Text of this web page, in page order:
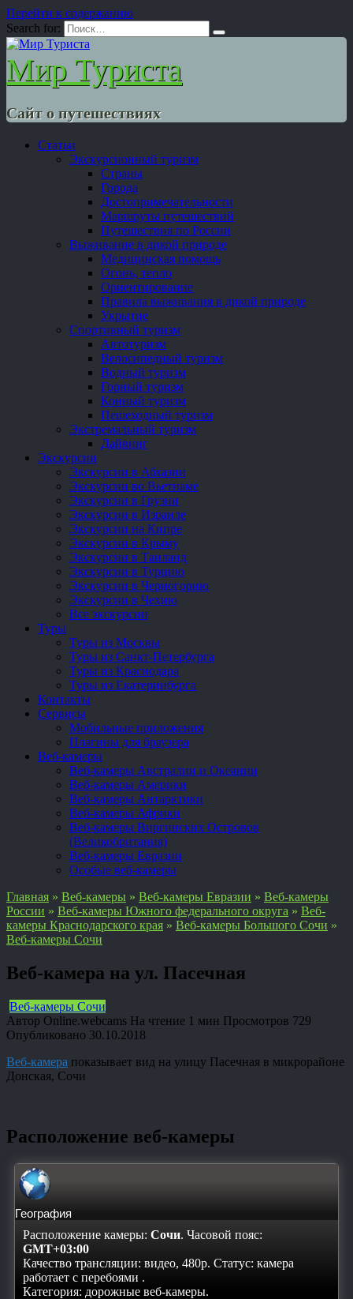
Перейти к содержанию
Search for:
Мир Туриста
Сайт о путешествиях
Статьи
Экскурсионный туризм
Страны
Города
Достопримечательности
Маршруты путешествий
Путешествия по России
Выживание в дикой природе
Медицинская помощь
Огонь, тепло
Ориентирование
Правила выживания в дикой природе
Укрытие
Спортивный туризм
Автотуризм
Велосипедный туризм
Водный туризм
Горный туризм
Конный туризм
Пешеходный туризм
Экстремальный туризм
Дайвинг
Экскурсии
Экскурсии в Абхазии
Экскурсии во Вьетнаме
Экскурсии в Грузии
Экскурсии в Израиле
Экскурсии на Кипре
Экскурсии в Крыму
Экскурсии в Таиланд
Экскурсии в Турцию
Экскурсии в Черногорию
Экскурсии в Чехию
Все экскурсии
Туры
Туры из Москвы
Туры из Санкт-Петербурга
Туры из Краснодара
Туры из Екатеринбурга
Контакты
Сервисы
Мобильные приложения
Плагины для браузера
Веб-камеры
Веб-камеры Австралии и Океании
Веб-камеры Америки
Веб-камеры Антарктики
Веб-камеры Африки
Веб-камеры Виргинских Островов
(Великобритания)
Веб-камеры Евразии
Особые веб-камеры
Главная » Веб-камеры » Веб-камеры Евразии » Веб-камеры
России » Веб-камеры Южного федерального округа » Веб-
камеры Краснодарского края » Веб-камеры Большого Сочи »
Веб-камеры Сочи
Веб-камера на ул. Пасечная
Веб-камеры Сочи
Автор Online.webcams На чтение 1 мин Просмотров 729
Опубликовано 30.10.2018
Веб-камера показывает вид на улицу Пасечная в микрорайоне
Донская, Сочи
Расположение веб-камеры
География
Расположение камеры: Сочи. Часовой пояс:
GMT+03:00
Качество трансляции: видео, 480p. Статус: камера
работает с перебоями .
Категория: дорожные веб-камеры.